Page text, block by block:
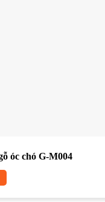
óc chó G-M004